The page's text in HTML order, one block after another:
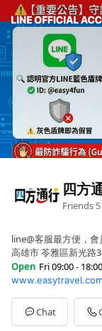
四方
Friends
line@客服最方便，
高雄市 苓雅區新光路
Open Fri 09:00 - 18:00
SunClosed
Mon09:00 - 18:00
Tue09:00 - 18:00
Wed09:00 - 18:00
Chat